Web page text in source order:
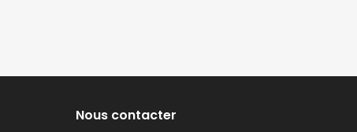
Nous contacter